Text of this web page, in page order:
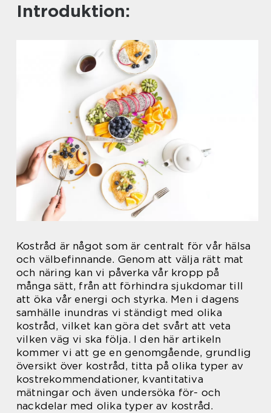
Introduktion:
Kostråd är något som är centralt för vår hälsa
och välbefinnande. Genom att välja rätt mat
och näring kan vi påverka vår kropp på
många sätt, från att förhindra sjukdomar till
att öka vår energi och styrka. Men i dagens
samhälle inundras vi ständigt med olika
kostråd, vilket kan göra det svårt att veta
vilken väg vi ska följa. I den här artikeln
kommer vi att ge en genomgående, grundlig
översikt över kostråd, titta på olika typer av
kostrekommendationer, kvantitativa
mätningar och även undersöka för- och
nackdelar med olika typer av kostråd.